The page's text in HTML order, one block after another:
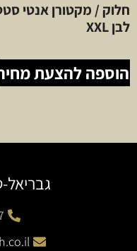
חלוק / מקטורן אנטי
לבן XXL
הוספה להצעת